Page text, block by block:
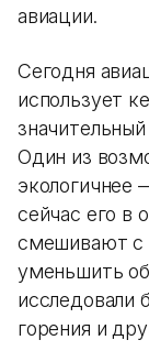
авиации.
Сегодня
использует
Один из
экологичнее
сейчас его в
смешивают с
уменьшить
исследовали
горения и